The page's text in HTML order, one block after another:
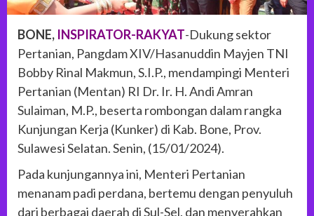
BONE, INSPIRATOR-RAKYAT-Dukung sektor
Pertanian, Pangdam XIV/Hasanuddin Mayjen TNI
Bobby Rinal Makmun, S.I.P., mendampingi Menteri
Pertanian (Mentan) RI Dr. Ir. H. Andi Amran
Sulaiman, M.P., beserta rombongan dalam rangka
Kunjungan Kerja (Kunker) di Kab. Bone, Prov.
Sulawesi Selatan. Senin, (15/01/2024).
Pada kunjungannya ini, Menteri Pertanian
menanam padi perdana, bertemu dengan penyuluh
dari berbagai daerah di Sul-Sel, dan menyerahkan